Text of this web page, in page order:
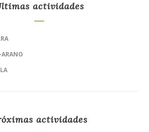
actividades
actividades